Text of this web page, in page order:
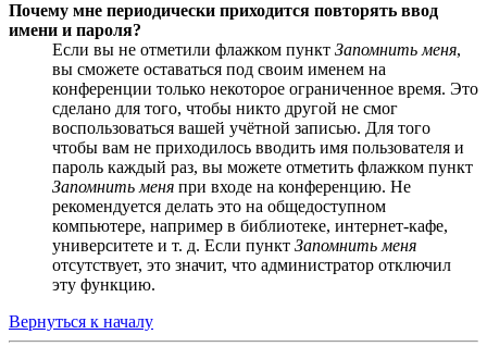
Почему мне периодически приходится повторять ввод
имени и пароля?
Если вы не отметили флажком пункт Запомнить меня,
вы сможете оставаться под своим именем на
конференции только некоторое ограниченное время. Это
сделано для того, чтобы никто другой не смог
воспользоваться вашей учётной записью. Для того
чтобы вам не приходилось вводить имя пользователя и
пароль каждый раз, вы можете отметить флажком пункт
Запомнить меня при входе на конференцию. Не
рекомендуется делать это на общедоступном
компьютере, например в библиотеке, интернет-кафе,
университете и т. д. Если пункт Запомнить меня
отсутствует, это значит, что администратор отключил
эту функцию.
Вернуться к началу